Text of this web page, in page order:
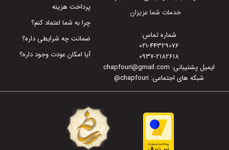
خدمات شما عزیزان
شماره تماس:
021-44329076
0937-2182618
ایمیل پشتیبانی: chapfouri@gmail.com
شبکه های اجتماعی: chapfouri
@
پرداخت هزینه
چرا به شما اعتماد کنم؟
ضمانت چه شرایطی داره؟
آیا امکان عودت وجود داره؟